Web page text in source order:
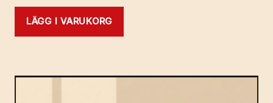
LÄGG I VARUKORG